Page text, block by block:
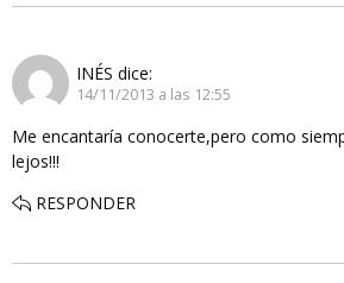
INÉS dice:
14/11/2013 a las 12:55
Me encantaría conocerte,pero como
lejos!!!
RESPONDER